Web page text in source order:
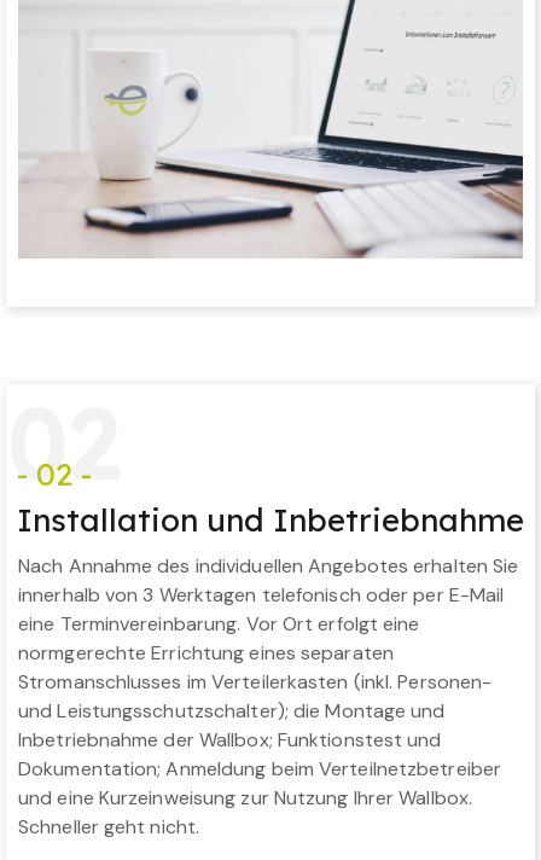
02
- 02 -
Installation und Inbetriebnahme
Nach Annahme des individuellen Angebotes erhalten Sie
innerhalb von 3 Werktagen telefonisch oder per E-Mail
eine Terminvereinbarung. Vor Ort erfolgt eine
normgerechte Errichtung eines separaten
Stromanschlusses im Verteilerkasten (inkl. Personen-
und Leistungsschutzschalter); die Montage und
Inbetriebnahme der Wallbox; Funktionstest und
Dokumentation; Anmeldung beim Verteilnetzbetreiber
und eine Kurzeinweisung zur Nutzung Ihrer Wallbox.
Schneller geht nicht.